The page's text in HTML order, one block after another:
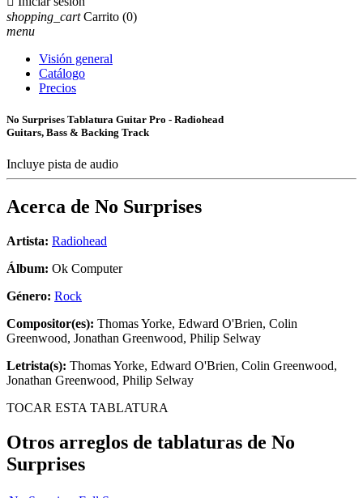
shopping_cart Carrito (0)
menu
Visión general
Catálogo
Precios
No Surprises Tablatura Guitar Pro - Radiohead
Guitars, Bass & Backing Track
Incluye pista de audio
Acerca de No Surprises
Artista: Radiohead
Álbum: Ok Computer
Género: Rock
Compositor(es): Thomas Yorke, Edward O'Brien, Colin
Greenwood, Jonathan Greenwood, Philip Selway
Letrista(s): Thomas Yorke, Edward O'Brien, Colin Greenwood,
Jonathan Greenwood, Philip Selway
TOCAR ESTA TABLATURA
Otros arreglos de tablaturas de No
Surprises